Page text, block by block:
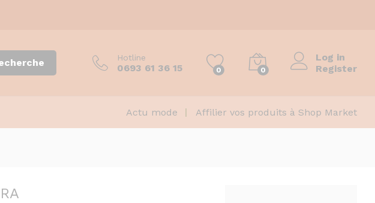
Hotline
0693 61 36 15 0 0
Log in
Register
Actu mode Affilier vos produits à Shop Market